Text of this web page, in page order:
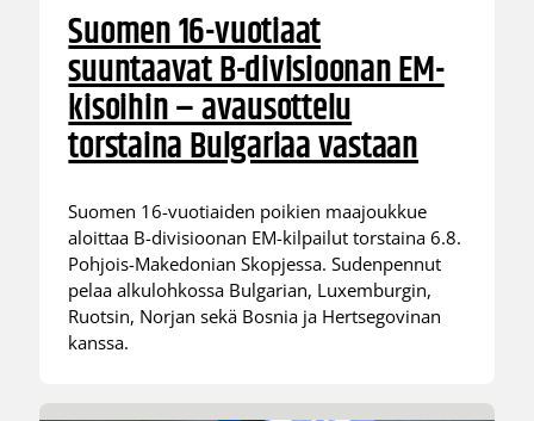
Suomen 16-vuotiaat
suuntaavat B-divisioonan EM-
kisoihin – avausottelu
torstaina Bulgariaa vastaan
Suomen 16-vuotiaiden poikien maajoukkue
aloittaa B-divisioonan EM-kilpailut torstaina 6.8.
Pohjois-Makedonian Skopjessa. Sudenpennut
pelaa alkulohkossa Bulgarian, Luxemburgin,
Ruotsin, Norjan sekä Bosnia ja Hertsegovinan
kanssa.